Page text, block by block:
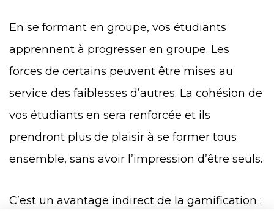
En se formant en groupe, vos étudiants
apprennent à progresser en groupe. Les
forces de certains peuvent être mises au
service des faiblesses d’autres. La cohésion de
vos étudiants en sera renforcée et ils
prendront plus de plaisir à se former tous
ensemble, sans avoir l’impression d’être seuls.
C’est un avantage indirect de la gamification :